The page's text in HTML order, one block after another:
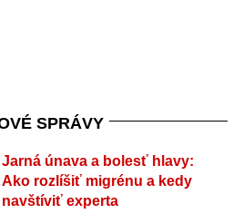
SPRÁVY
Jarná únava a bolesť hlavy:
Ako rozlíšiť migrénu a kedy
navštíviť experta